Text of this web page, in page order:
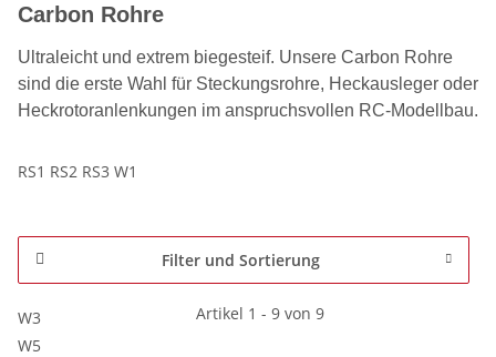
Carbon Rohre
Ultraleicht und extrem biegesteif. Unsere Carbon Rohre
sind die erste Wahl für Steckungsrohre, Heckausleger oder
Heckrotoranlenkungen im anspruchsvollen RC-Modellbau.
RS1 RS2 RS3 W1
Filter und Sortierung
W3
Artikel 1 - 9 von 9
W5